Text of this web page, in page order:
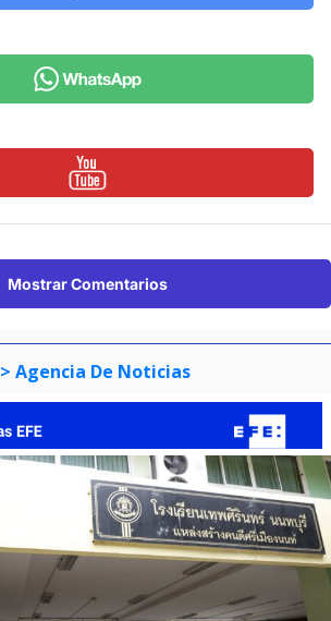
Mostrar Comentarios
> Agencia De Noticias